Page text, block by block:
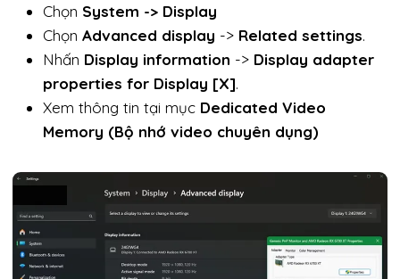
Chọn System -> Display
Chọn Advanced display -> Related settings.
Nhấn Display information -> Display adapter
properties for Display [X].
Xem thông tin tại mục Dedicated Video
Memory (Bộ nhớ video chuyên dụng)